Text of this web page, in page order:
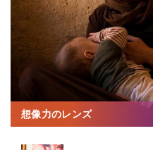
想像力のレンズ